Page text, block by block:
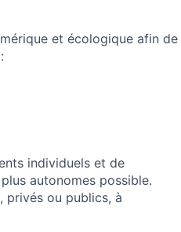
et écologique afin de
individuels et de
autonomes possible.
privés ou publics, à